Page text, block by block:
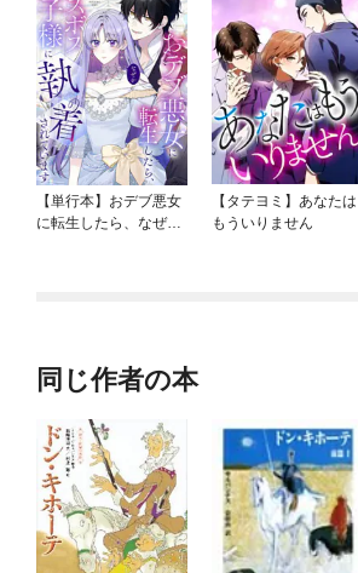
【単行本】おデブ悪女
に転生したら、なぜか
【タテヨミ】あなたは
もういりません
同じ作者の本